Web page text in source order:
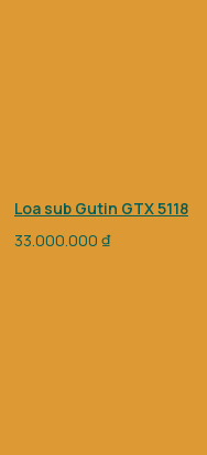
Loa sub Gutin GTX 5118
33.000.000 ₫